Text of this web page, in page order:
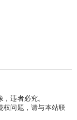
违者必究。
问题，请与本站联